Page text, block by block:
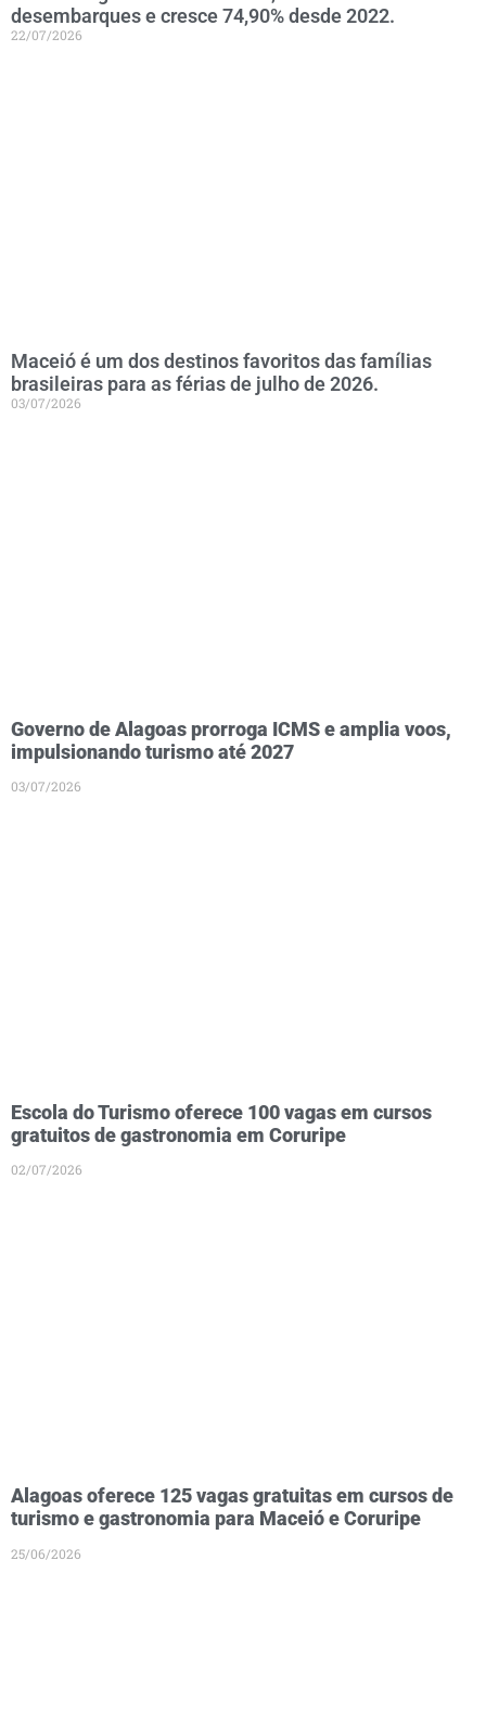
desembarques e cresce 74,90% desde 2022.
22/07/2026
Maceió é um dos destinos favoritos das famílias
brasileiras para as férias de julho de 2026.
03/07/2026
Governo de Alagoas prorroga ICMS e amplia voos,
impulsionando turismo até 2027
03/07/2026
Escola do Turismo oferece 100 vagas em cursos
gratuitos de gastronomia em Coruripe
02/07/2026
Alagoas oferece 125 vagas gratuitas em cursos de
turismo e gastronomia para Maceió e Coruripe
25/06/2026